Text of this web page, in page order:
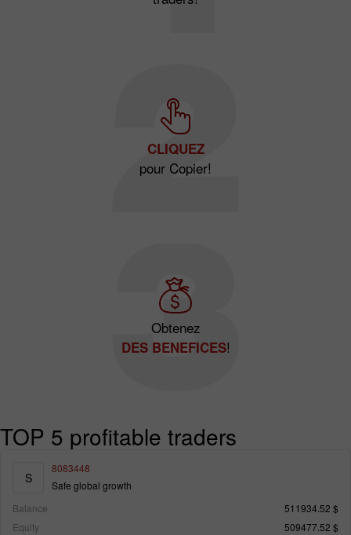
CLIQUEZ
pour Copier!
Obtenez
DES BENEFICES!
TOP 5 profitable traders
S
8083448
Safe global growth
Balance
511934.52 $
Equity
509477.52 $